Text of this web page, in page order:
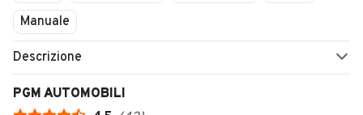
Manuale
Descrizione
PGM AUTOMOBILI